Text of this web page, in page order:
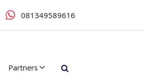
081349589616
Partners